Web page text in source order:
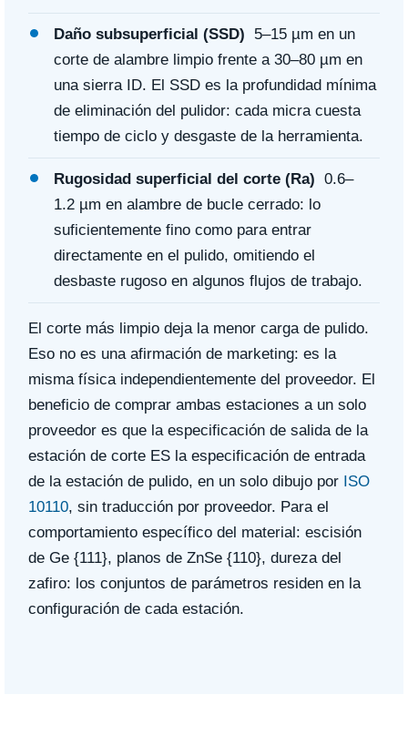
Daño subsuperficial (SSD) 5–15 µm en un
corte de alambre limpio frente a 30–80 µm en
una sierra ID. El SSD es la profundidad mínima
de eliminación del pulidor: cada micra cuesta
tiempo de ciclo y desgaste de la herramienta.
Rugosidad superficial del corte (Ra) 0.6–
1.2 µm en alambre de bucle cerrado: lo
suficientemente fino como para entrar
directamente en el pulido, omitiendo el
desbaste rugoso en algunos flujos de trabajo.
El corte más limpio deja la menor carga de pulido.
Eso no es una afirmación de marketing: es la
misma física independientemente del proveedor. El
beneficio de comprar ambas estaciones a un solo
proveedor es que la especificación de salida de la
estación de corte ES la especificación de entrada
de la estación de pulido, en un solo dibujo por ISO
10110, sin traducción por proveedor. Para el
comportamiento específico del material: escisión
de Ge {111}, planos de ZnSe {110}, dureza del
zafiro: los conjuntos de parámetros residen en la
configuración de cada estación.